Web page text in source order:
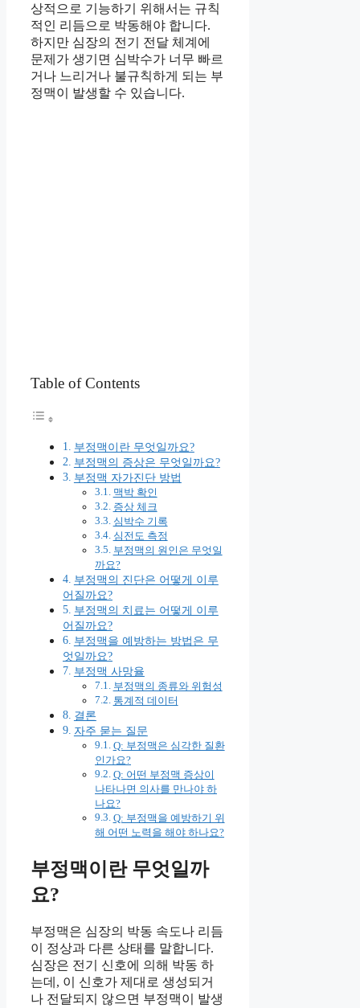
상적으로 기능하기 위해서는 규칙
적인 리듬으로 박동해야 합니다.
하지만 심장의 전기 전달 체계에
문제가 생기면 심박수가 너무 빠르
거나 느리거나 불규칙하게 되는 부
정맥이 발생할 수 있습니다.
Table of Contents
부정맥이란 무엇일까요?
부정맥의 증상은 무엇일까요?
부정맥 자가진단 방법
맥박 확인
증상 체크
심박수 기록
심전도 측정
부정맥의 원인은 무엇일
까요?
부정맥의 진단은 어떻게 이루
어질까요?
부정맥의 치료는 어떻게 이루
어질까요?
부정맥을 예방하는 방법은 무
엇일까요?
부정맥 사망율
부정맥의 종류와 위험성
통계적 데이터
결론
자주 묻는 질문
Q: 부정맥은 심각한 질환
인가요?
Q: 어떤 부정맥 증상이
나타나면 의사를 만나야 하
나요?
Q: 부정맥을 예방하기 위
해 어떤 노력을 해야 하나요?
부정맥이란 무엇일까
요?
부정맥은 심장의 박동 속도나 리듬
이 정상과 다른 상태를 말합니다.
심장은 전기 신호에 의해 박동 하
는데, 이 신호가 제대로 생성되거
나 전달되지 않으면 부정맥이 발생